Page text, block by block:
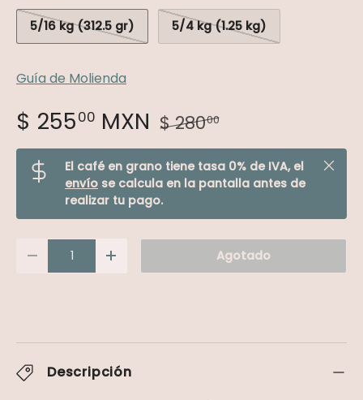
5/16 kg (312.5 gr) 5/4 kg (1.25 kg)
Guía de Molienda
$ 25500 MXN $ 28000
El café en grano tiene tasa 0% de IVA, el
envío se calcula en la pantalla antes de
realizar tu pago.
Cerrar
Disminuir cantidadAumentar la cantidad
Agotado
Descripción